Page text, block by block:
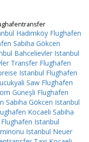
Hadimköy Flughafen
Sabiha Gökcen
Bahcelievler Istanbul
Transfer Flughafen
Istanbul Flughafen
Saw Flughafen
Güneşli Flughafen
Sabiha Gökcen Istanbul
Kocaeli Sabiha
Istanbul
Istanbul Neuer